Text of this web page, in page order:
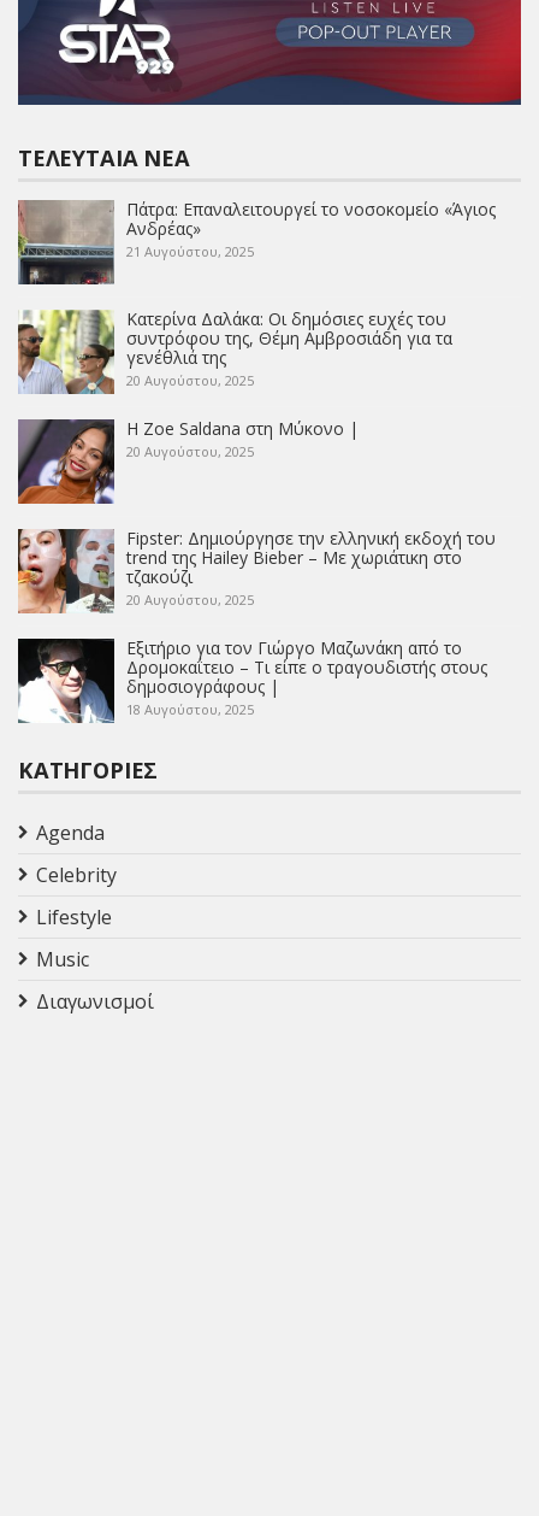
ΤΕΛΕΥΤΑΊΑ ΝΈΑ
Πάτρα: Επαναλειτουργεί το νοσοκομείο «Άγιος
Ανδρέας»
21 Αυγούστου, 2025
Κατερίνα Δαλάκα: Οι δημόσιες ευχές του
συντρόφου της, Θέμη Αμβροσιάδη για τα
γενέθλιά της
20 Αυγούστου, 2025
Η Zoe Saldana στη Μύκονο |
20 Αυγούστου, 2025
Fipster: Δημιούργησε την ελληνική εκδοχή του
trend της Hailey Bieber – Με χωριάτικη στο
τζακούζι
20 Αυγούστου, 2025
Εξιτήριο για τον Γιώργο Μαζωνάκη από το
Δρομοκαΐτειο – Τι είπε ο τραγουδιστής στους
δημοσιογράφους |
18 Αυγούστου, 2025
ΚΑΤΗΓΟΡΊΕΣ
Agenda
Celebrity
Lifestyle
Music
Διαγωνισμοί